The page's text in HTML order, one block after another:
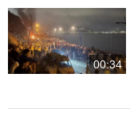
00:34